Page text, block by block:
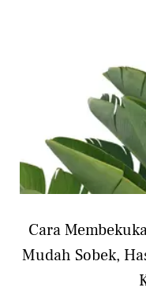
Cara
Mudah Sobek,